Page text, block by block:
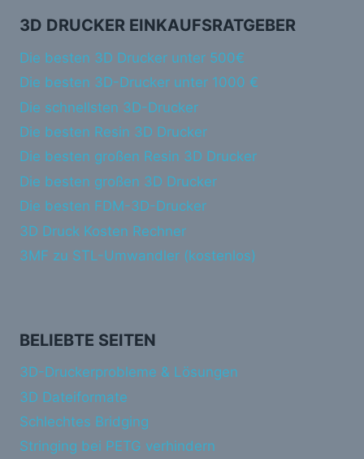
3D DRUCKER EINKAUFSRATGEBER
Die besten 3D Drucker unter 500€
Die besten 3D-Drucker unter 1000 €
Die schnellsten 3D-Drucker
Die besten Resin 3D Drucker
Die besten großen Resin 3D Drucker
Die besten großen 3D Drucker
Die besten FDM-3D-Drucker
3D Druck Kosten Rechner
3MF zu STL-Umwandler (kostenlos)
BELIEBTE SEITEN
3D-Druckerprobleme & Lösungen
3D Dateiformate
Schlechtes Bridging
Stringing bei PETG verhindern